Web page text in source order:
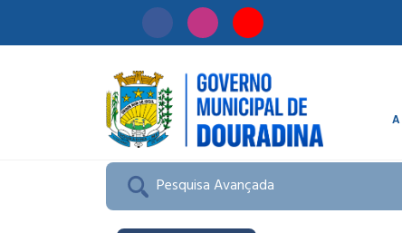
Início / Licitação
Pesquisa Avançada